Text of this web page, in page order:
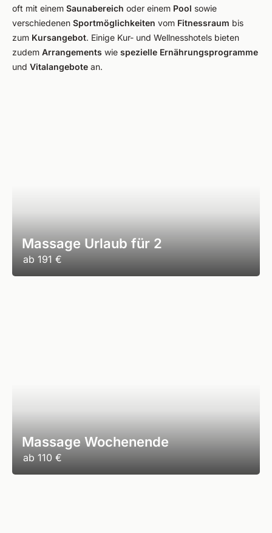
oft mit einem Saunabereich oder einem Pool sowie
verschiedenen Sportmöglichkeiten vom Fitnessraum bis
zum Kursangebot. Einige Kur- und Wellnesshotels bieten
zudem Arrangements wie spezielle Ernährungsprogramme
und Vitalangebote an.
Massage Urlaub für 2
ab 191 €
Massage Wochenende
ab 110 €